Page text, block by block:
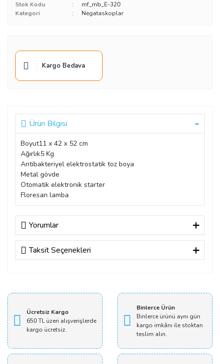
Stok Kodu
mf_mb_E-320
Kategori
Negataskoplar
Kargo Bedava
Ürün Bilgisi
Boyut11 x 42 x 52 cm
Ağırlık5 Kg
Antibakteriyel elektrostatik toz boya
Metal gövde
Otomatik elektronik starter
Floresan lamba
Yorumlar
Bu ürüne ilk yorumu siz yapın!
Taksit Seçenekleri
Ücretsiz Kargo
650 TL üzeri alışverişlerde
kargo ücretsiz.
Binlerce Ürün
Binlerce ürünü aynı gün
kargo imkânı ile stoktan
teslim alın.